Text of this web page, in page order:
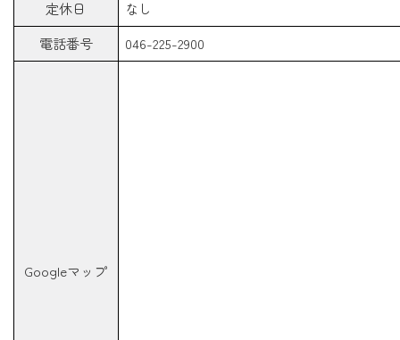
定休日
なし
電話番号
046-225-2900
Googleマップ